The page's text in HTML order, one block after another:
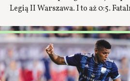
Legią II Warszawa. I to aż 0:5.